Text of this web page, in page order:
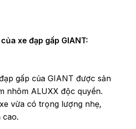
xe đạp gấp GIANT:
gấp của GIANT được sản
nhôm ALUXX độc quyền.
vừa có trọng lượng nhẹ,
cao.